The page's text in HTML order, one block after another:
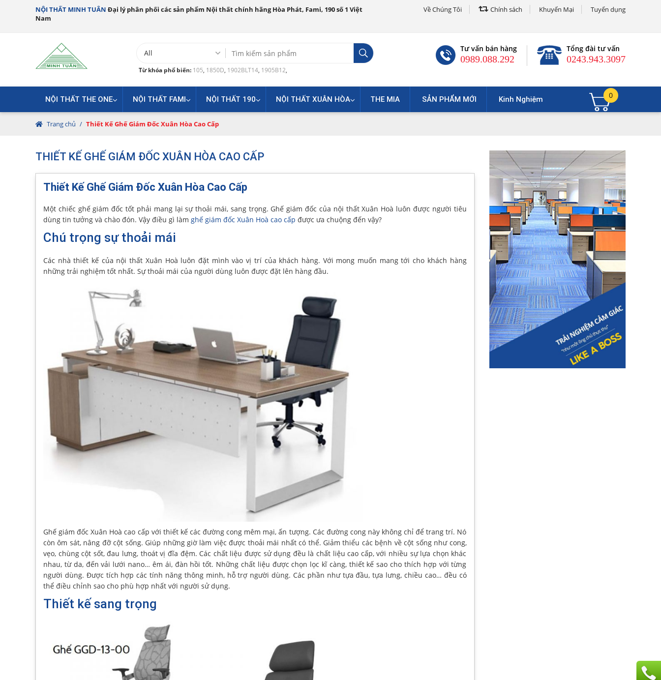
NỘI THẤT MINH TUÂN Đại lý phân phối các sản phẩm Nội thất chính hãng Hòa Phát, Fami, 190 số 1 Việt
Nam
Về Chúng Tôi Chính sách Khuyến Mại Tuyển dụng
for:
Từ khóa phổ biến: 105, 1850D, 1902BLT14, 1905B12,
Tư vấn bán hàng
0989.088.292
Tổng đài tư vấn
0243.943.3097
NỘI THẤT THE ONE NỘI THẤT FAMI NỘI THẤT 190 NỘI THẤT XUÂN HÒA THE MIA SẢN PHẨM MỚI Kinh Nghiệm 0
Trang chủ / Thiết Kế Ghế Giám Đốc Xuân Hòa Cao Cấp
THIẾT KẾ GHẾ GIÁM ĐỐC XUÂN HÒA CAO CẤP
Thiết Kế Ghế Giám Đốc Xuân Hòa Cao Cấp
Một chiếc ghế giám đốc tốt phải mang lại sự thoải mái, sang trọng. Ghế giám đốc của nội thất Xuân Hoà luôn được người tiêu
dùng tin tưởng và chào đón. Vậy điều gì làm ghế giám đốc Xuân Hoà cao cấp được ưa chuộng đến vậy?
Chú trọng sự thoải mái
Các nhà thiết kế của nội thất Xuân Hoà luôn đặt mình vào vị trí của khách hàng. Với mong muốn mang tới cho khách hàng
những trải nghiệm tốt nhất. Sự thoải mái của người dùng luôn được đặt lên hàng đầu.
Ghế giám đốc Xuân Hoà cao cấp với thiết kế các đường cong mêm mại, ấn tượng. Các đường cong này không chỉ để trang trí. Nó
còn ôm sát, nâng đỡ cột sống. Giúp những giờ làm việc được thoải mái nhất có thể. Giảm thiểu các bệnh về cột sống như cong,
vẹo, chùng cột sốt, đau lưng, thoát vị đĩa đệm. Các chất liệu được sử dụng đều là chất liệu cao cấp, với nhiều sự lựa chọn khác
nhau, từ da, đến vải lưới nano… êm ái, đàn hồi tốt. Những chất liệu được chọn lọc kĩ càng, thiết kế sao cho thích hợp với từng
người dùng. Được tích hợp các tính năng thông minh, hỗ trợ người dùng. Các phần như tựa đầu, tựa lưng, chiều cao… đều có
thể điều chỉnh sao cho phù hợp nhất với người sử dụng.
Thiết kế sang trọng